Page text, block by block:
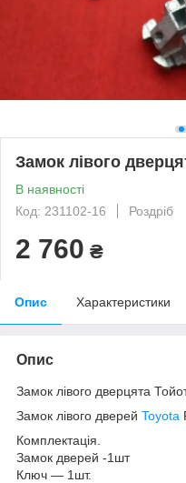
Замок лівого
В наявності
Код: 231102-16
Роздріб
2 760 ₴
Опис Характеристики
Опис
Замок лівого дверцята
Замок лівого дверей Toyota
Комплектація.
Замок дверей -1шт
Ключ — 1шт.